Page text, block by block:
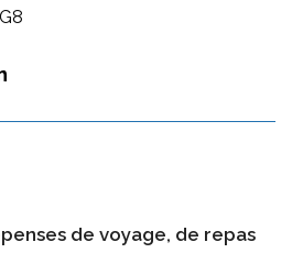
de voyage, de repas